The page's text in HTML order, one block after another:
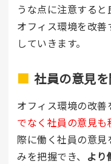
うな点に注意すると
オフィス環境を改
していきます。
社員の意見を
オフィス環境の改善
でなく社員の意見も
際に働く社員の意
みを把握でき、 より